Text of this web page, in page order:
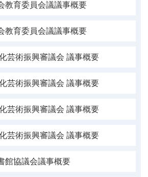
教育委員会議議事概要
教育委員会議議事概要
芸術振興審議会 議事概要
芸術振興審議会 議事概要
芸術振興審議会 議事概要
芸術振興審議会 議事概要
館協議会議事概要